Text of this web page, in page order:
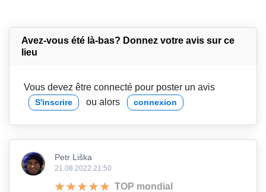
Avez-vous été là-bas? Donnez votre avis sur ce
lieu
Vous devez être connecté pour poster un avis
S'inscrire ou alors connexion
Petr Liška
21.08.2022 21:50
TOP mondial